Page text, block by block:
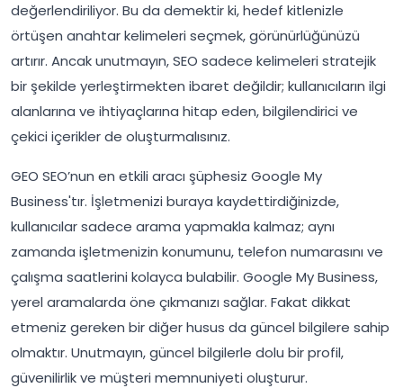
değerlendiriliyor. Bu da demektir ki, hedef kitlenizle
örtüşen anahtar kelimeleri seçmek, görünürlüğünüzü
artırır. Ancak unutmayın, SEO sadece kelimeleri stratejik
bir şekilde yerleştirmekten ibaret değildir; kullanıcıların ilgi
alanlarına ve ihtiyaçlarına hitap eden, bilgilendirici ve
çekici içerikler de oluşturmalısınız.
GEO SEO’nun en etkili aracı şüphesiz Google My
Business'tır. İşletmenizi buraya kaydettirdiğinizde,
kullanıcılar sadece arama yapmakla kalmaz; aynı
zamanda işletmenizin konumunu, telefon numarasını ve
çalışma saatlerini kolayca bulabilir. Google My Business,
yerel aramalarda öne çıkmanızı sağlar. Fakat dikkat
etmeniz gereken bir diğer husus da güncel bilgilere sahip
olmaktır. Unutmayın, güncel bilgilerle dolu bir profil,
güvenilirlik ve müşteri memnuniyeti oluşturur.